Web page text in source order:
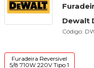
Dewalt
Código:
Furadeira Reversivel
5/8 710W 220V Tipo 1